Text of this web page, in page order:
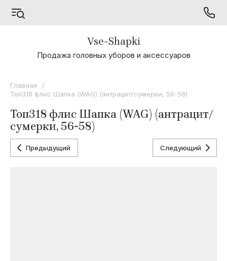
А - Я
Odyssey
Oxygon
Коллекция
Flamenco
Коллекция
Vse-Shapki
Продажа головных уборов и аксессуаров
Главная
/
Топ318 флис Шапка (WAG) (антрацит/сумерки, 56-58)
Топ318 флис Шапка (WAG) (антрацит/
сумерки, 56-58)
Предыдущий Следующий